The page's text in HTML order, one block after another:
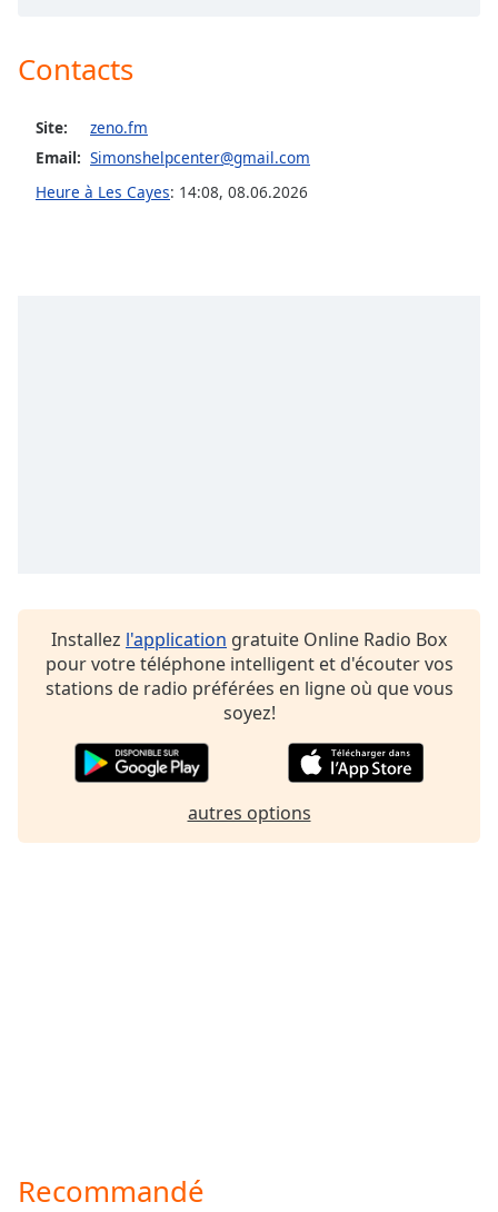
Area
Background
Color
Done
Dialog
Contacts
Site:
zeno.fm
Email: Simonshelpcenter@gmail.com
Heure à Les Cayes: 14:08, 08.06.2026
Installez l'application gratuite Online Radio Box
pour votre téléphone intelligent et d'écouter vos
stations de radio préférées en ligne où que vous
soyez!
autres options
Recommandé